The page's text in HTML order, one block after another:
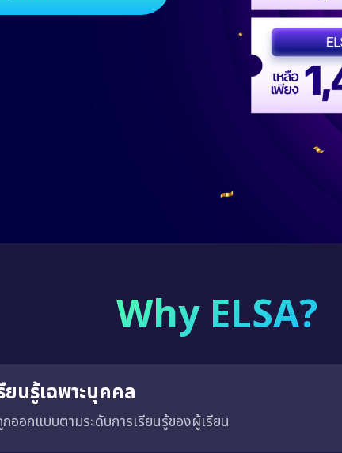
Why ELSA?
ยนรู้เฉพาะบุคคล
ออกแบบตามระดับการเรียนรู้ของผู้เรียน